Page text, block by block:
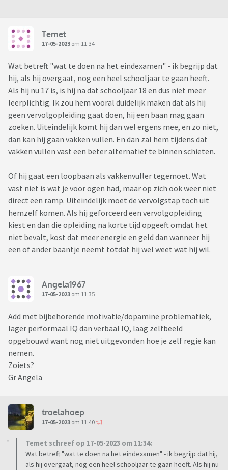
Temet
17-05-2023 om 11:34
Wat betreft "wat te doen na het eindexamen" - ik begrijp dat
hij, als hij overgaat, nog een heel schooljaar te gaan heeft.
Als hij nu 17 is, is hij na dat schooljaar 18 en dus niet meer
leerplichtig. Ik zou hem vooral duidelijk maken dat als hij
geen vervolgopleiding gaat doen, hij een baan mag gaan
zoeken. Uiteindelijk komt hij dan wel ergens mee, en zo niet,
dan kan hij gaan vakken vullen. En dan zal hem tijdens dat
vakken vullen vast een beter alternatief te binnen schieten.
Of hij gaat een loopbaan als vakkenvuller tegemoet. Wat
vast niet is wat je voor ogen had, maar op zich ook weer niet
direct een ramp. Uiteindelijk moet de vervolgstap toch uit
hemzelf komen. Als hij geforceerd een vervolgopleiding
kiest en dan die opleiding na korte tijd opgeeft omdat het
niet bevalt, kost dat meer energie en geld dan wanneer hij
een of ander baantje neemt totdat hij wel weet wat hij wil.
Angela1967
17-05-2023 om 11:35
Add met bijbehorende motivatie/dopamine problematiek,
lager performaal IQ dan verbaal IQ, laag zelfbeeld
opgebouwd want nog niet uitgevonden hoe je zelf regie kan
nemen.
Zoiets?
Gr Angela
troelahoep
17-05-2023 om 11:40
Temet schreef op 17-05-2023 om 11:34:
Wat betreft "wat te doen na het eindexamen" - ik begrijp dat hij,
als hij overgaat, nog een heel schooljaar te gaan heeft. Als hij nu